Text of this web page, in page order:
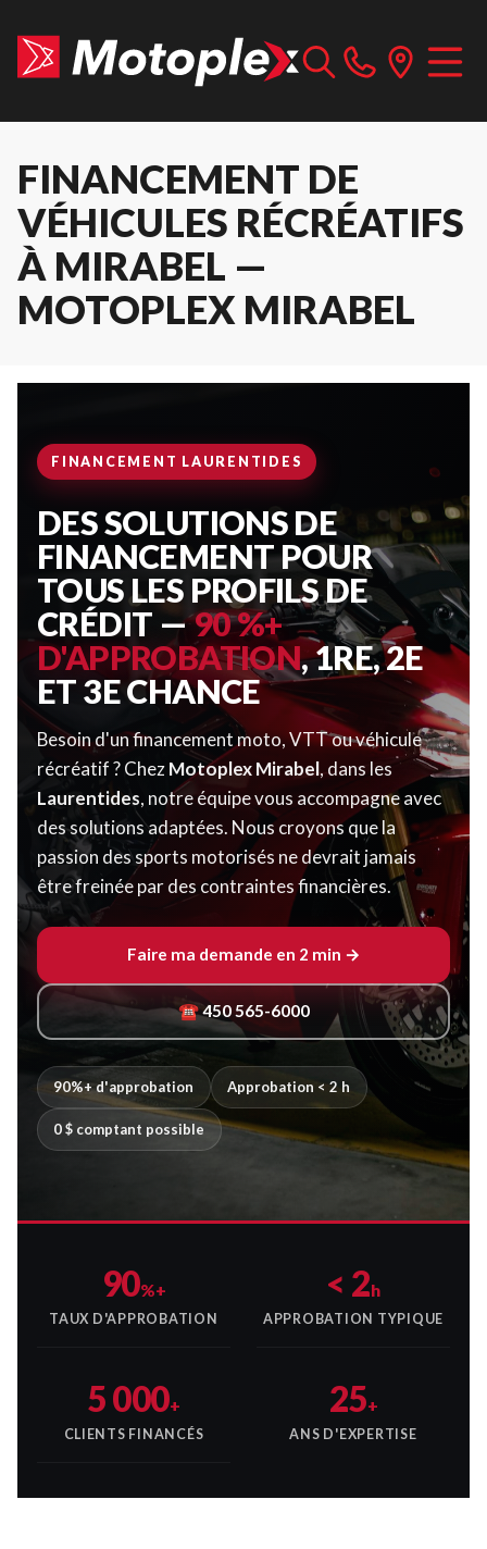
FINANCEMENT DE
VÉHICULES RÉCRÉATIFS
À MIRABEL —
MOTOPLEX MIRABEL
FINANCEMENT LAURENTIDES
DES SOLUTIONS DE
FINANCEMENT POUR
TOUS LES PROFILS DE
CRÉDIT —90 %+
D'APPROBATION, 1RE, 2E
ET 3E CHANCE
Besoin d'un financement moto, VTT ou véhicule
récréatif ? ChezMotoplex Mirabel, dans les
Laurentides, notre équipe vous accompagne avec
des solutions adaptées. Nous croyons que la
passion des sports motorisés ne devrait jamais
être freinée par des contraintes financières.
Faire ma demande en 2 min →
☎ 450 565-6000
90%+ d'approbation Approbation < 2 h
0 $ comptant possible
90%+
TAUX D'APPROBATION
< 2h
APPROBATION TYPIQUE
5 000+
CLIENTS FINANCÉS
25+
ANS D'EXPERTISE